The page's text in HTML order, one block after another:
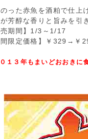
った赤魚を酒粕で仕上
芳醇な香りと旨みを引
売期間】1/3～1/17
間限定価格】￥329→￥
１３年もまいどおおきに